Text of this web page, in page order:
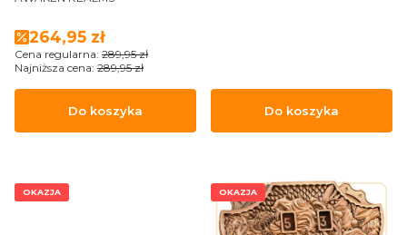
Cena promocyjna
264,95 zł
Cena regularna: 289,95 zł
Najniższa cena: 289,95 zł
Do koszyka Do koszyka
OKAZJA OKAZJA